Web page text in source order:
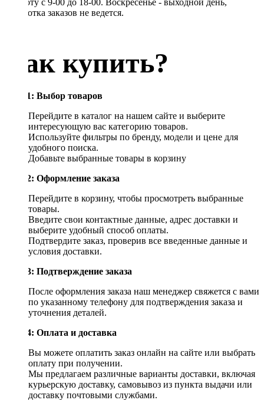
обработка заказов не ведется.
Как купить?
Шаг 1: Выбор товаров
Перейдите в каталог на нашем сайте и выберите
интересующую вас категорию товаров.
Используйте фильтры по бренду, модели и цене для
удобного поиска.
Добавьте выбранные товары в корзину
Шаг 2: Оформление заказа
Перейдите в корзину, чтобы просмотреть выбранные
товары.
Введите свои контактные данные, адрес доставки и
выберите удобный способ оплаты.
Подтвердите заказ, проверив все введенные данные и
условия доставки.
Шаг 3: Подтверждение заказа
После оформления заказа наш менеджер свяжется с вами
по указанному телефону для подтверждения заказа и
уточнения деталей.
Шаг 4: Оплата и доставка
Вы можете оплатить заказ онлайн на сайте или выбрать
оплату при получении.
Мы предлагаем различные варианты доставки, включая
курьерскую доставку, самовывоз из пункта выдачи или
доставку почтовыми службами.